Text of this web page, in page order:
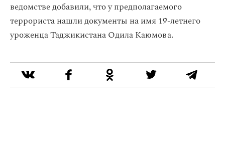
ведомстве добавили, что у предполагаемого
террориста нашли документы на имя 19-летнего
уроженца Таджикистана Одила Каюмова.